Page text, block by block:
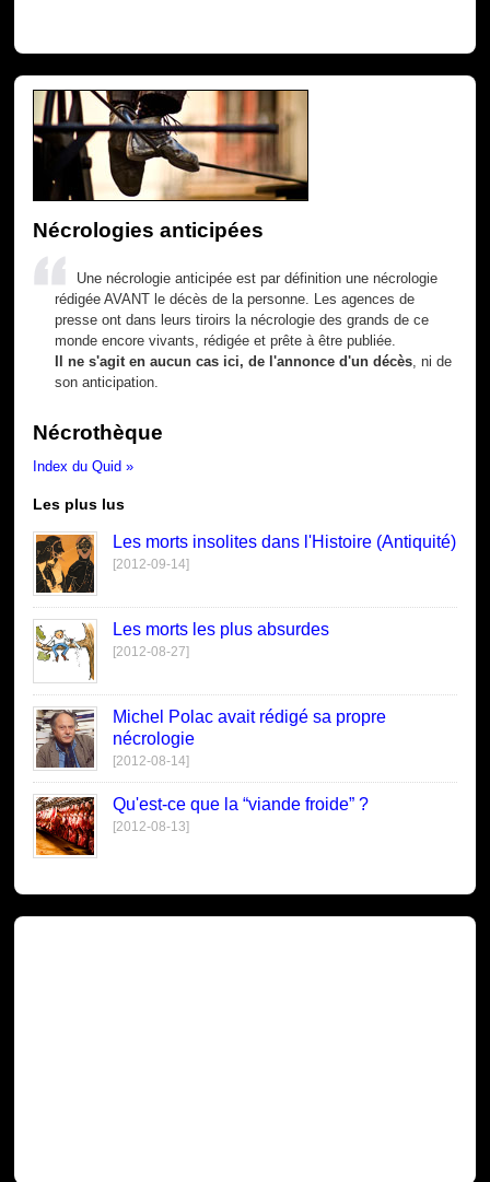
Nécrologies anticipées
Une nécrologie anticipée est par définition une nécrologie
rédigée AVANT le décès de la personne. Les agences de
presse ont dans leurs tiroirs la nécrologie des grands de ce
monde encore vivants, rédigée et prête à être publiée.
Il ne s'agit en aucun cas ici, de l'annonce d'un décès , ni de
son anticipation.
Nécrothèque
Index du Quid »
Les plus lus
Les morts insolites dans l'Histoire (Antiquité)
[2012-09-14]
Les morts les plus absurdes
[2012-08-27]
Michel Polac avait rédigé sa propre
nécrologie
[2012-08-14]
Qu'est-ce que la “viande froide” ?
[2012-08-13]